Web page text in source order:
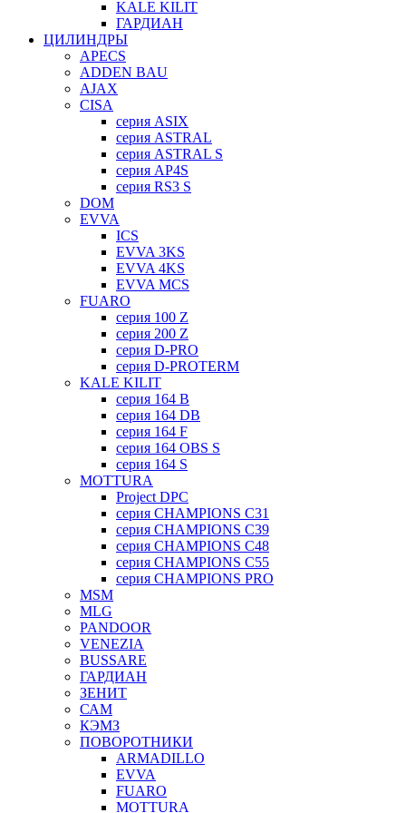
KALE KILIT
ГАРДИАН
ЦИЛИНДРЫ
APECS
ADDEN BAU
AJAX
CISA
серия ASIX
серия ASTRAL
серия ASTRAL S
серия AP4S
серия RS3 S
DOM
EVVA
ICS
EVVA 3KS
EVVA 4KS
EVVA MCS
FUARO
серия 100 Z
серия 200 Z
серия D-PRO
серия D-PROTERM
KALE KILIT
серия 164 B
серия 164 DB
серия 164 F
серия 164 OBS S
серия 164 S
MOTTURA
Project DPC
серия CHAMPIONS C31
серия CHAMPIONS C39
серия CHAMPIONS C48
серия CHAMPIONS C55
серия CHAMPIONS PRO
MSM
MLG
PANDOOR
VENEZIA
BUSSARE
ГАРДИАН
ЗЕНИТ
САМ
КЭМЗ
ПОВОРОТНИКИ
ARMADILLO
EVVA
FUARO
MOTTURA